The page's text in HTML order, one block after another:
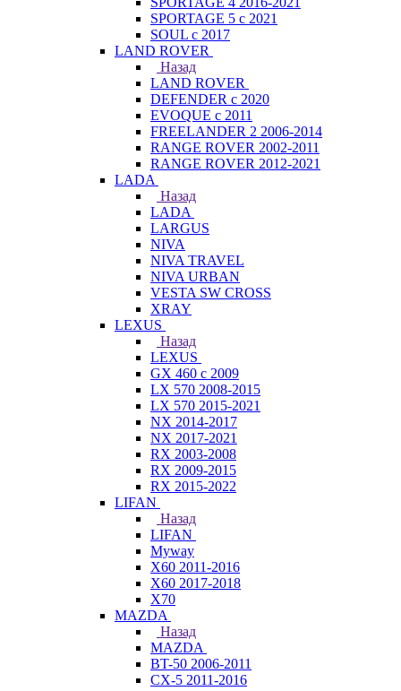
SPORTAGE 5 с 2021
SOUL с 2017
LAND ROVER
Назад
LAND ROVER
DEFENDER с 2020
EVOQUE с 2011
FREELANDER 2 2006-2014
RANGE ROVER 2002-2011
RANGE ROVER 2012-2021
LADA
Назад
LADA
LARGUS
NIVA
NIVA TRAVEL
NIVA URBAN
VESTA SW CROSS
XRAY
LEXUS
Назад
LEXUS
GX 460 с 2009
LX 570 2008-2015
LX 570 2015-2021
NX 2014-2017
NX 2017-2021
RX 2003-2008
RX 2009-2015
RX 2015-2022
LIFAN
Назад
LIFAN
Myway
X60 2011-2016
X60 2017-2018
X70
MAZDA
Назад
MAZDA
BT-50 2006-2011
CX-5 2011-2016